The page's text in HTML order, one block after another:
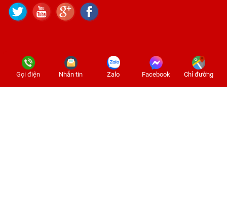
Gọi điện Nhắn tin Zalo Facebook Chỉ đường